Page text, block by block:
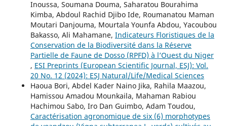
Inoussa, Soumana Douma, Saharatou Bourahima
Kimba, Abdoul Rachid Djibo Ide, Roumanatou Maman
Moutari Danjouma, Mourtala Younfa Abdou, Yacoubou
Bakasso, Ali Mahamane, Indicateurs Floristiques de la
Conservation de la Biodiversité dans la Réserve
Partielle de Faune de Dosso (RPFD) à l’Ouest du Niger
, ESI Preprints (European Scientific Journal, ESJ): Vol.
20 No. 12 (2024): ESJ Natural/Life/Medical Sciences
Haoua Bori, Abdel Kader Naino Jika, Rahila Maazou,
Hamissou Amadou Mounkaila, Mahaman Rabiou
Hachimou Sabo, Iro Dan Guimbo, Adam Toudou,
Caractérisation agronomique de six (6) morphotypes